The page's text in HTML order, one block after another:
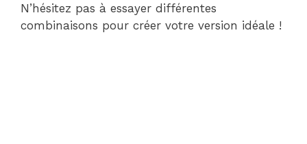
N’hésitez pas à essayer différentes
combinaisons pour créer votre version idéale !